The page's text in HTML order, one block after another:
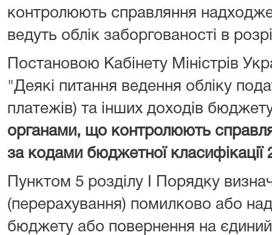
контролюють справляння
ведуть облік заборгованості в
Постановою Кабінету Міністрів
"Деякі питання ведення обліку
платежів) та інших доходів
органами, що контролюють
за кодами бюджетної
Пунктом 5 розділу I Порядку
(перерахування) помилково або
бюджету або повернення на єдиний